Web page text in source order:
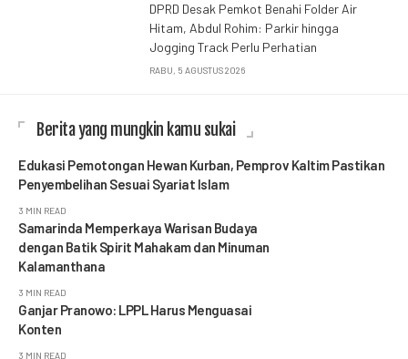
DPRD Desak Pemkot Benahi Folder Air
Hitam, Abdul Rohim: Parkir hingga
Jogging Track Perlu Perhatian
RABU, 5 AGUSTUS 2026
Berita yang mungkin kamu sukai
Edukasi Pemotongan Hewan Kurban, Pemprov Kaltim Pastikan
Penyembelihan Sesuai Syariat Islam
3 MIN READ
Samarinda Memperkaya Warisan Budaya
dengan Batik Spirit Mahakam dan Minuman
Kalamanthana
3 MIN READ
Ganjar Pranowo: LPPL Harus Menguasai
Konten
3 MIN READ